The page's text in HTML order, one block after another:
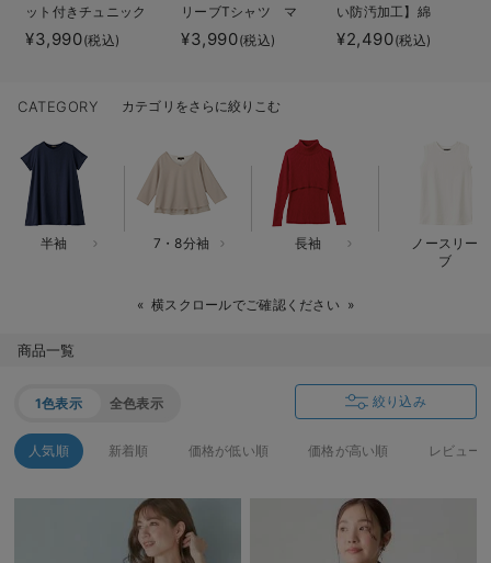
安心の日本製。先輩ママが買ってよかった！本当に必要な出産準備品
買って正解！高評価レビューアイテム
冬に可愛いニットがお得！
親子コーデ｜ママとベビーにおすすめ！
便利な育児家電
デロンギ
入院準備の持ち物チェック
ット付きチュニック
トップス マタニテ
ィ・授乳服【出産後
¥3,990(税込)
リーブTシャツ マ
タニティ・産後授乳
服【出産後も長く使
¥3,990(税込)
い防汚加工】綿
100％授乳半袖TEE
¥2,490(税込)
CATEGORY カテゴリをさらに絞りこむ
半袖 7・8分袖 長袖
ノースリー
ブ
横スクロールでご確認ください
商品一覧
1色表示 全色表示 絞り込み
人気順 新着順 価格が低い順 価格が高い順 レビュー